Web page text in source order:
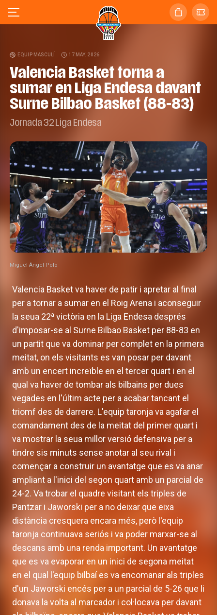
EQUIP MASCULÍ 17 MAY. 2026
Valencia Basket torna a
sumar en Liga Endesa davant
Surne Bilbao Basket (88-83)
Jornada 32 Liga Endesa
Miguel Ángel Polo
Valencia Basket va haver de patir i apretar al final
per a tornar a sumar en el Roig Arena i aconseguir
la seua 22a victòria en la Liga Endesa després
d'imposar-se al Surne Bilbao Basket per 88-83 en
un partit que va dominar per complet en la primera
meitat, on els visitants es van posar per davant
amb un encert increïble en el tercer quart i en el
qual va haver de tombar als bilbains per dues
vegades en l'últim acte per a acabar tancant el
triomf des de darrere. L'equip taronja va agafar el
comandament des de la meitat del primer quart i
va mostrar la seua millor versió defensiva per a
tindre sis minuts sense anotar al seu rival i
començar a construir un avantatge que es va anar
ampliant a l'inici del segon quart amb un parcial de
24-2. Va trobar el quadre visitant els triples de
Pantzar i Jaworski per a no deixar que eixa
distància cresquera encara més, però l'equip
taronja continuava seriós i va poder marxar-se al
descans amb una renda important. Un avantatge
que es va evaporar en un inici de segona meitat
en el qual l'equip bilbaí es va encomanar als triples
d'un Jaworski encés per a un parcial de 5-26 que li
donava la volta al marcador i col·locava per davant